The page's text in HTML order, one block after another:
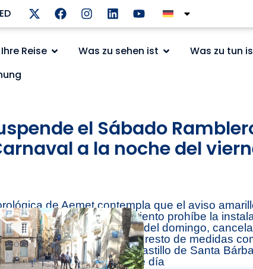
Reise Was zu sehen ist Was zu tun
el Sábado
a la noche del
de Aemet contempla que el aviso
90 kilómetros. El Ayuntamiento prohíbe la
el sábado y hasta la 8.00 del domingo,
mantiene operativas el resto de medidas
parques y jardines y del Castillo de Santa
sábado y durante todo ese día